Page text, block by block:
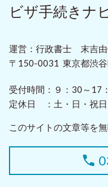
ビザ手続きナ
運営：行政書士 末吉
〒150-0031 東京都渋
受付時間： ９：30～17
定休日 ： 土・日・祝日
このサイトの文章等を